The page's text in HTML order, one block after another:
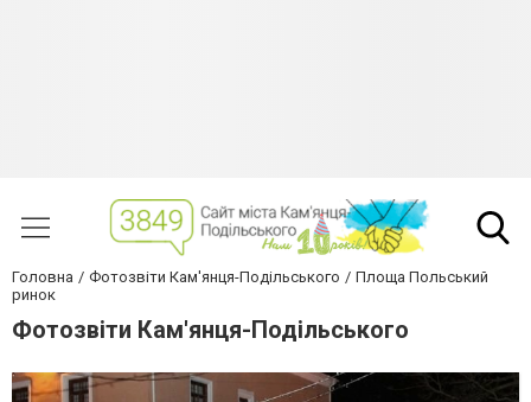
Головна Фотозвіти Кам'янця-Подільського
Площа Польський
ринок
Фотозвіти Кам'янця-Подільського